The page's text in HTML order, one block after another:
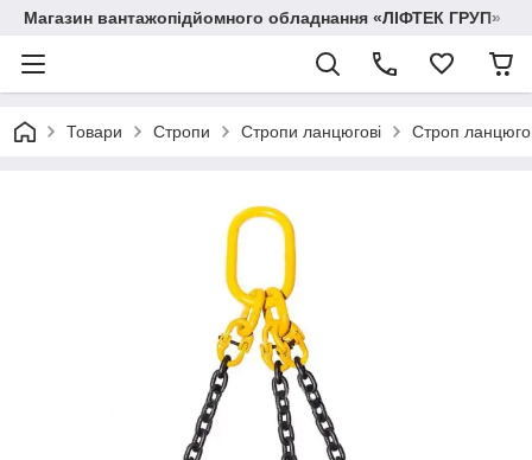
Магазин вантажопідйомного обладнання «ЛІФТЕК ГРУП»
Товари Стропи Стропи ланцюгові Строп